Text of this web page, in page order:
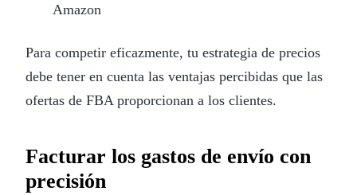
Amazon
Para competir eficazmente, tu estrategia de precios
debe tener en cuenta las ventajas percibidas que las
ofertas de FBA proporcionan a los clientes.
Facturar los gastos de envío con
precisión